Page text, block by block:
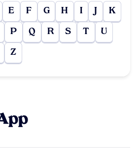
E F G H I J K
P Q R S T U
Z